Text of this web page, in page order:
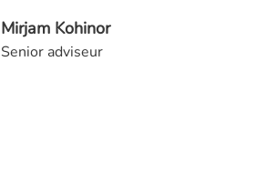
Mirjam Kohinor
Senior adviseur